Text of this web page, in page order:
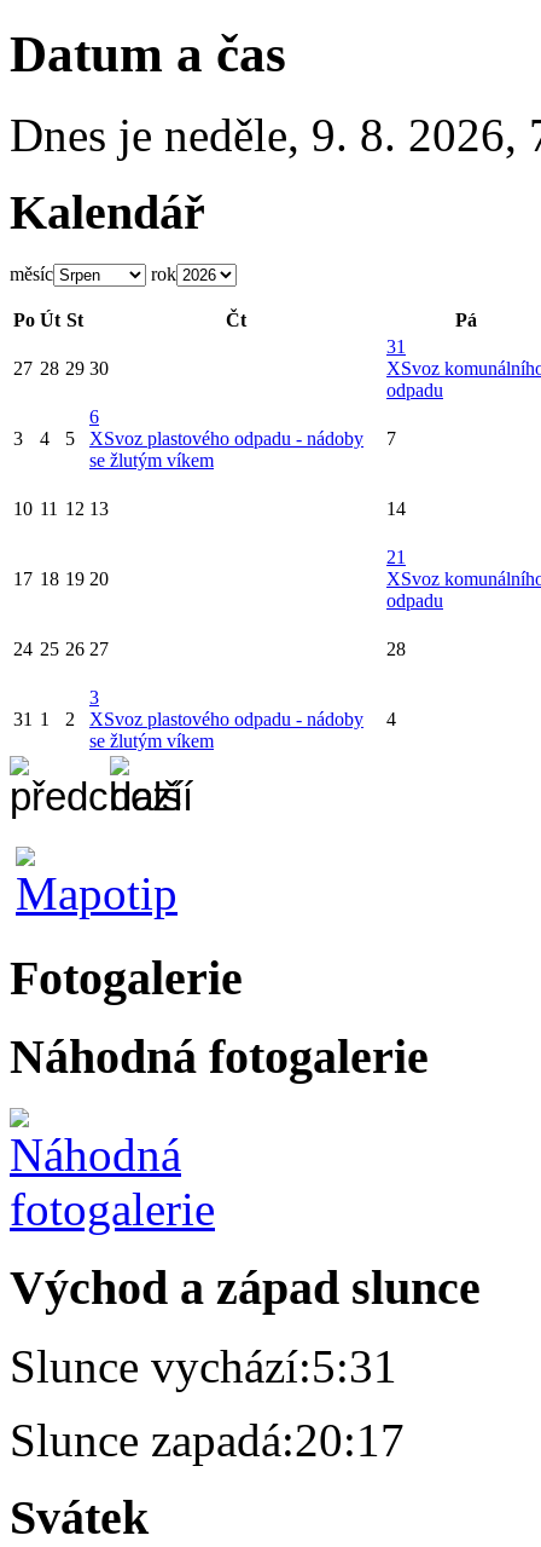
Datum a čas
Dnes je neděle, 9. 8. 2026,
Kalendář
měsíc rok
Po Út St Čt Pá
27 28 29 30
31
XSvoz
odpadu
3 4 5
6
XSvoz plastového odpadu - nádoby
se žlutým víkem
7
10 11 12 13 14
17 18 19 20
21
XSvoz
odpadu
24 25 26 27 28
31 1 2
3
XSvoz plastového odpadu - nádoby
se žlutým víkem
4
Fotogalerie
Náhodná fotogalerie
Východ a západ slunce
Slunce vychází:5:31
Slunce zapadá:20:17
Svátek